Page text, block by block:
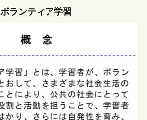
ボランティア学習